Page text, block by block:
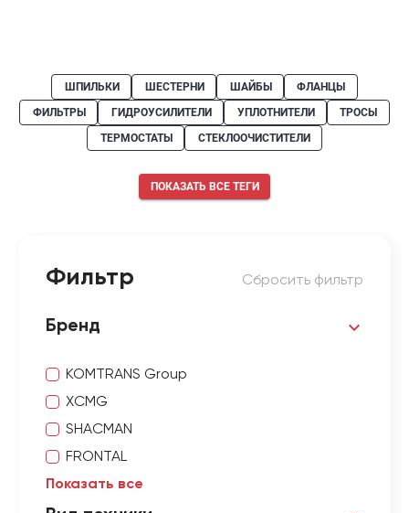
ШПИЛЬКИ ШЕСТЕРНИ ШАЙБЫ
ФЛАНЦЫ
ФИЛЬТРЫ
ГИДРОУСИЛИТЕЛИ УПЛОТНИТЕЛИ
ТРОСЫ
ТЕРМОСТАТЫ
СТЕКЛООЧИСТИТЕЛИ
ПОКАЗАТЬ ВСЕ ТЕГИ
Фильтр Сбросить фильтр
Бренд
KOMTRANS Group
XCMG
SHACMAN
FRONTAL
Показать все